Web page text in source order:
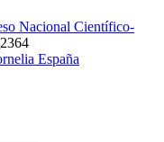
Nacional Científico-
España